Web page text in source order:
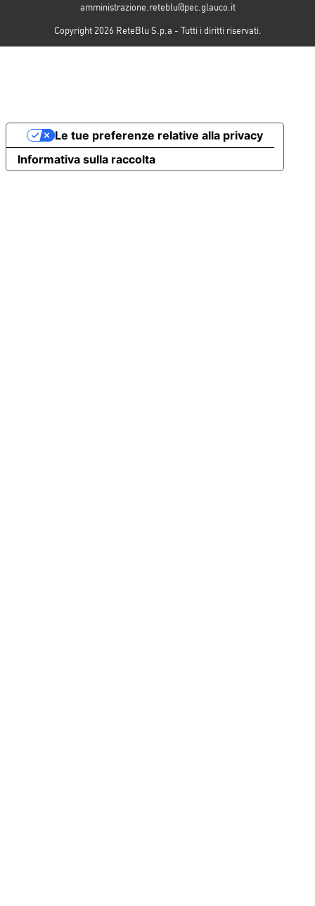
amministrazione.reteblu@pec.glauco.it
Copyright 2026 ReteBlu S.p.a - Tutti i diritti riservati.
Informativa sulla raccolta
Le tue preferenze relative alla privacy